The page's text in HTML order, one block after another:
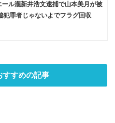
ール瀧新井浩文逮捕で山本美月が被
犯罪者じゃないよでフラグ回収
すすめの記事